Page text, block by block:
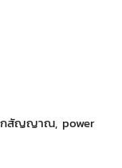
กสัญญาณ, power